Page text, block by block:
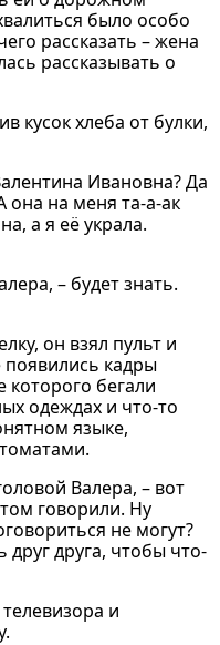
было особо
рассказать – жена
рассказывать о
кусок хлеба от булки,
Ивановна? Да
она на меня та-а-ак
а я её украла.
– будет знать.
он взял пульт и
появились кадры
бегали
одеждах и что-то
языке,
Валера, – вот
говорили. Ну
не могут?
друга, чтобы что-
и